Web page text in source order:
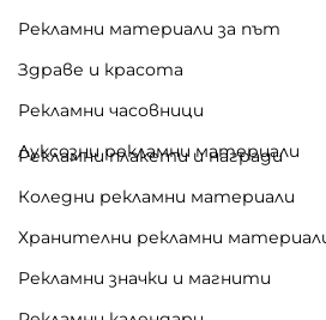
Рекламни материали за път
Здраве и красота
Рекламни часовници
Луксозни рекламни материали
Рекламни плакети и награди
Коледни рекламни материали
Хранителни рекламни
Рекламни значки и магнити